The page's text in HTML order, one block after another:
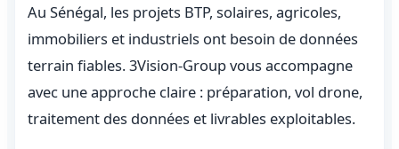
Au Sénégal, les projets BTP, solaires, agricoles,
immobiliers et industriels ont besoin de données
terrain fiables. 3Vision-Group vous accompagne
avec une approche claire : préparation, vol drone,
traitement des données et livrables exploitables.